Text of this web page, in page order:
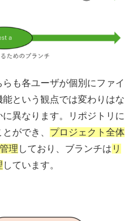
も各ユーザが個別にファイ
という観点では変わりはな
異なります。リポジトリに
ができ、 プロジェクト全体
理 しており、ブランチは リ
しています。